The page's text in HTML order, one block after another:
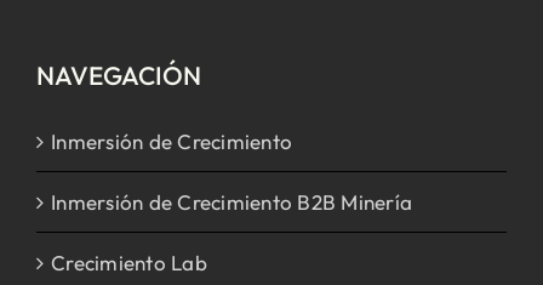
NAVEGACIÓN
Inmersión de Crecimiento
Inmersión de Crecimiento B2B Minería
Crecimiento Lab